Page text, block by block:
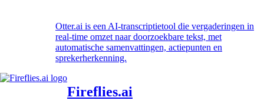
Otter.ai is een AI-transcriptietool die vergaderingen in
real-time omzet naar doorzoekbare tekst, met
automatische samenvattingen, actiepunten en
sprekerherkenning.
Fireflies.ai